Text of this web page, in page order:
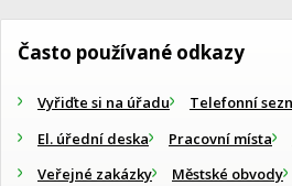
Často používané odkazy
Vyřiďte si na úřadu
Telefonní
El. úřední deska
Pracovní místa
Veřejné zakázky
Městské obvody